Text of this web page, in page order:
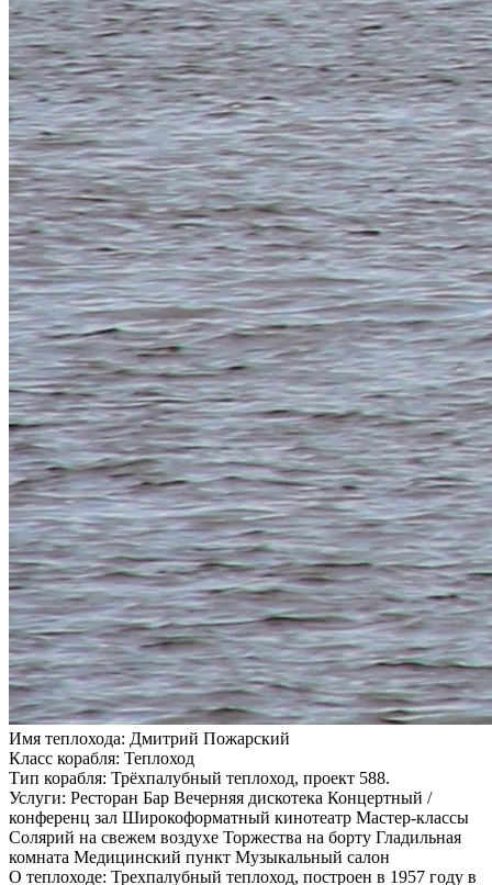
Имя теплохода: Дмитрий Пожарский
Класс корабля: Теплоход
Тип корабля: Трёхпалубный теплоход, проект 588.
Услуги: Ресторан Бар Вечерняя дискотека Концертный /
конференц зал Широкоформатный кинотеатр Мастер-классы
Солярий на свежем воздухе Торжества на борту Гладильная
комната Медицинский пункт Музыкальный салон
О теплоходе: Трехпалубный теплоход, построен в 1957 году в